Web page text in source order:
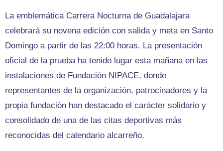
La emblemática Carrera Nocturna de Guadalajara
celebrará su novena edición con salida y meta en Santo
Domingo a partir de las 22:00 horas. La presentación
oficial de la prueba ha tenido lugar esta mañana en las
instalaciones de Fundación NIPACE, donde
representantes de la organización, patrocinadores y la
propia fundación han destacado el carácter solidario y
consolidado de una de las citas deportivas más
reconocidas del calendario alcarreño.